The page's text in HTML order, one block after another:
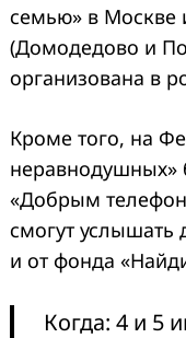
семью» в
(Домодедово и
организована в
Кроме того, на
неравнодушных»
«Добрым
смогут услышать
и от фонда
Когда: 4 и 5